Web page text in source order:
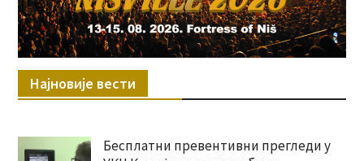
Најновије вести
Бесплатни превентивни прегледи у